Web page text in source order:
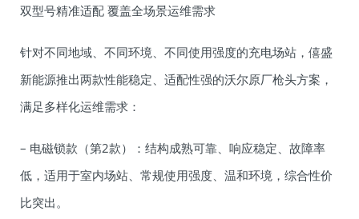
双型号精准适配 覆盖全场景运维需求
针对不同地域、不同环境、不同使用强度的充电场站，僖盛
新能源推出两款性能稳定、适配性强的沃尔原厂枪头方案，
满足多样化运维需求：
– 电磁锁款（第2款）：结构成熟可靠、响应稳定、故障率
低，适用于室内场站、常规使用强度、温和环境，综合性价
比突出。